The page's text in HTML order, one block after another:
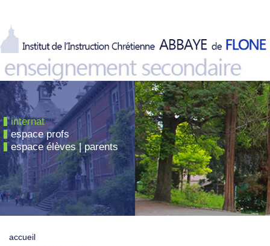
internat
espace profs
espace élèves | parents
accueil